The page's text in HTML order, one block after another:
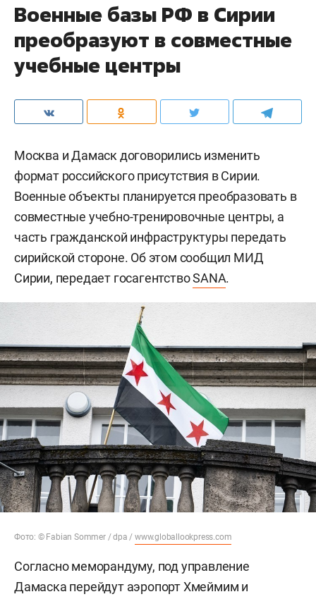
Военные базы РФ в Сирии
преобразуют в совместные
учебные центры
Москва и Дамаск договорились изменить
формат российского присутствия в Сирии.
Военные объекты планируется преобразовать в
совместные учебно-тренировочные центры, а
часть гражданской инфраструктуры передать
сирийской стороне. Об этом сообщил МИД
Сирии, передает госагентствоSANA.
Фото: © Fabian Sommer / dpa /www.globallookpress.com
Согласно меморандуму, под управление
Дамаска перейдут аэропорт Хмеймим и